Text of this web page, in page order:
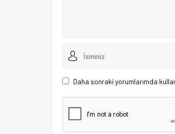
Daha sonraki yorumlarımda